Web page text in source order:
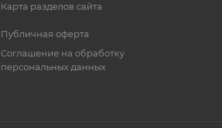
Карта разделов сайта
Публичная оферта
Соглашение на обработку
персональных данных